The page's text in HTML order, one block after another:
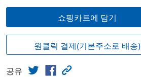
쇼핑카트에 담기
원클릭 결제(기본주소로 배송)
공유